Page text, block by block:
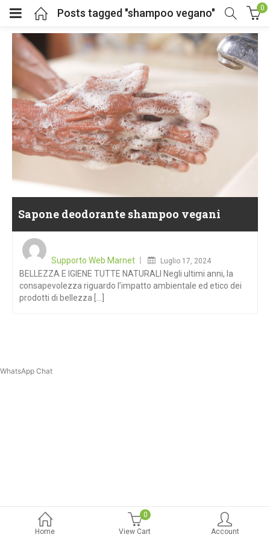
Posts tagged "shampoo vegano" 0
Home
0
View Cart
Account
Sapone deodorante shampoo vegani
Supporto Web Marnet
Luglio 17, 2024
BELLEZZA E IGIENE TUTTE NATURALI Negli ultimi anni, la
consapevolezza riguardo l’impatto ambientale ed etico dei
prodotti di bellezza [...]
WhatsApp Chat